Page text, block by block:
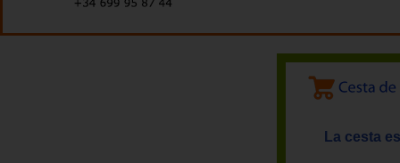
La cesta